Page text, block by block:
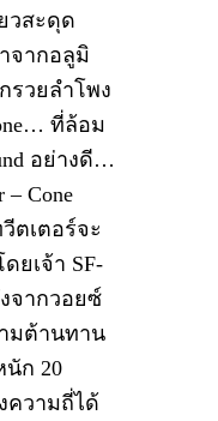
วสะดุด
จากอลูมิ
รวยลำโพง
ที่ล้อม
อย่างดี…
Cone
ตเตอร์จะ
ยเจ้า SF-
จากวอยซ์
มต้านทาน
ก 20
ความถี่ได้